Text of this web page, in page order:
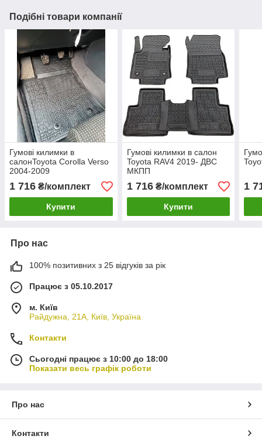
Подібні товари компанії
Гумові килимки в
салонToyota Corolla Verso
2004-2009
1 716 ₴/комплект
Купити
Гумові килимки в салон
Toyota RAV4 2019- ДВС
МКПП
1 716₴/комплект
Купити
1
Про нас
100% позитивних з 25 відгуків за рік
Працює з 05.10.2017
м. Київ
Райдужна, 21А, Київ, Україна
Контакти
Сьогодні працює з 10:00 до 18:00
Показати весь графік роботи
Про нас
Контакти